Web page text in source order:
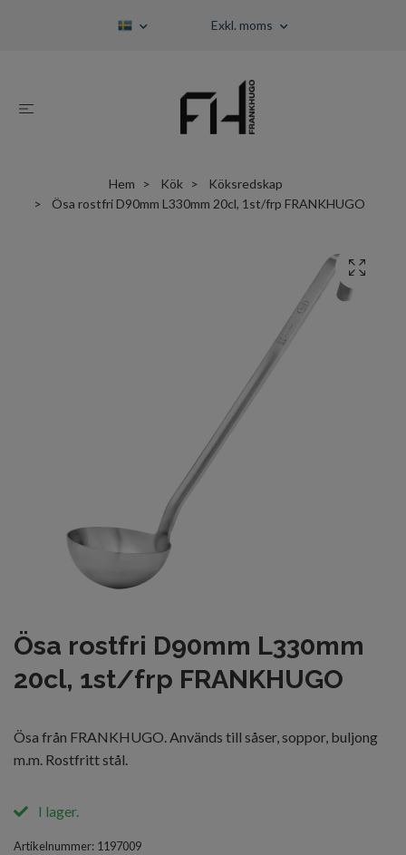
Exkl. moms
Hem Kök
Köksredskap
Ösa rostfri D90mm L330mm 20cl, 1st/frp FRANKHUGO
Ösa rostfri D90mm L330mm
20cl, 1st/frp FRANKHUGO
Ösa från FRANKHUGO. Används till såser, soppor, buljong
m.m. Rostfritt stål.
I lager.
Artikelnummer: 1197009